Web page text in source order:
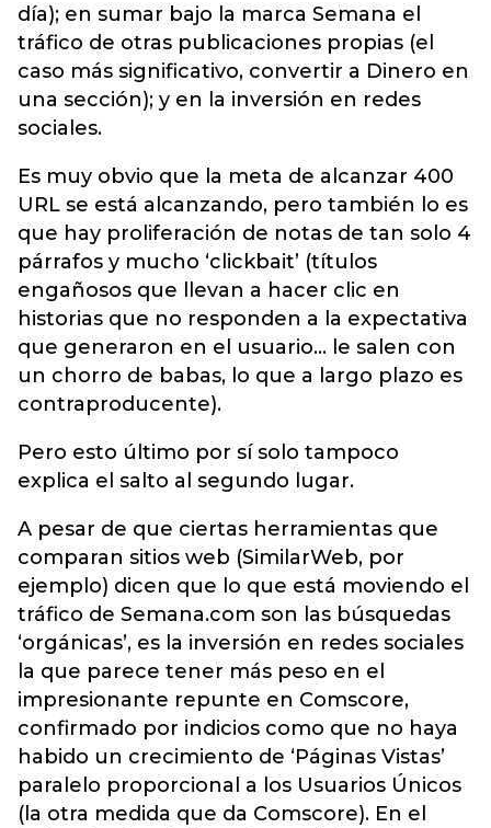
día); en sumar bajo la marca Semana el
tráfico de otras publicaciones propias (el
caso más significativo, convertir a Dinero en
una sección); y en la inversión en redes
sociales.
Es muy obvio que la meta de alcanzar 400
URL se está alcanzando, pero también lo es
que hay proliferación de notas de tan solo 4
párrafos y mucho ‘clickbait’ (títulos
engañosos que llevan a hacer clic en
historias que no responden a la expectativa
que generaron en el usuario… le salen con
un chorro de babas, lo que a largo plazo es
contraproducente).
Pero esto último por sí solo tampoco
explica el salto al segundo lugar.
A pesar de que ciertas herramientas que
comparan sitios web (SimilarWeb, por
ejemplo) dicen que lo que está moviendo el
tráfico de Semana.com son las búsquedas
‘orgánicas’, es la inversión en redes sociales
la que parece tener más peso en el
impresionante repunte en Comscore,
confirmado por indicios como que no haya
habido un crecimiento de ‘Páginas Vistas’
paralelo proporcional a los Usuarios Únicos
(la otra medida que da Comscore). En el